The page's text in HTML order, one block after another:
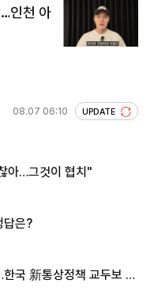
인천 아
08.07 06:10 UPDATE
아…그것이 협치"
답은?
국 新통상정책 교두보 활